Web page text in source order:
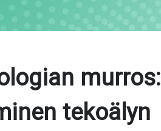
murros:
tekoälyn